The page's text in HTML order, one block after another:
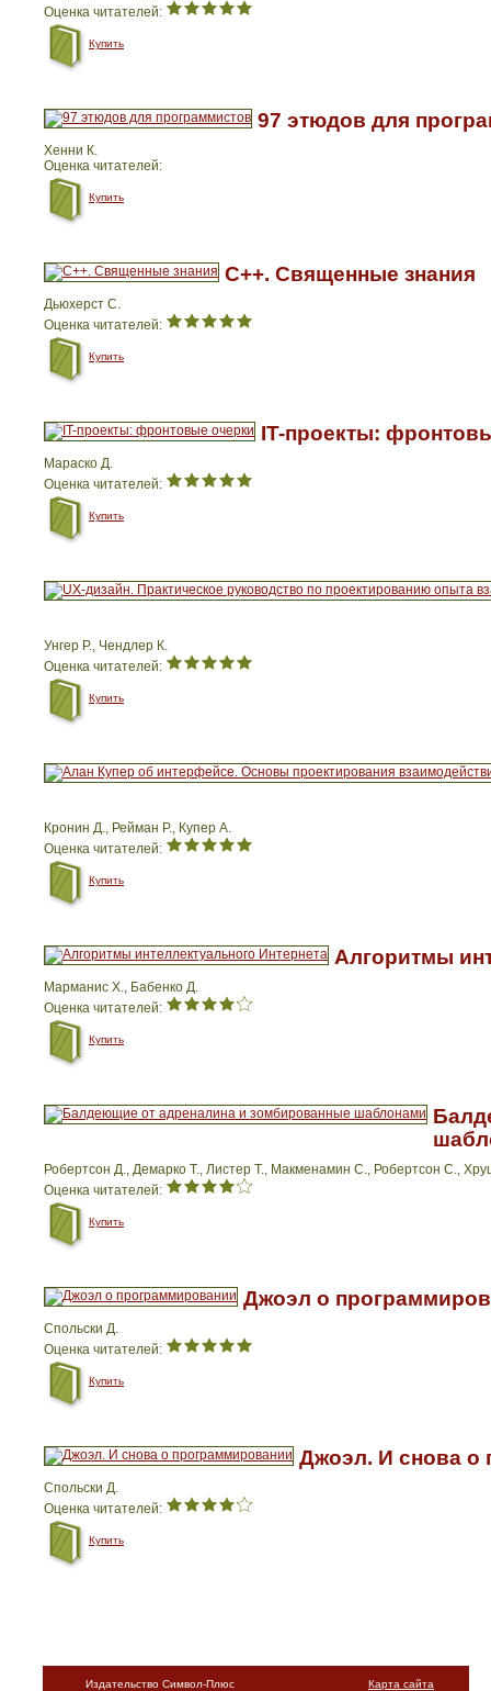
Оценка читателей:
Купить
97 этюдов для
Хенни К.
Оценка читателей:
Купить
C++. Священные знания
Дьюхерст С.
Оценка читателей:
Купить
IT-проекты:
Мараско Д.
Оценка читателей:
Купить
Унгер Р., Чендлер К.
Оценка читателей:
Купить
Кронин Д., Рейман Р., Купер А.
Оценка читателей:
Купить
Алгоритмы
Марманис Х., Бабенко Д.
Оценка читателей:
Купить
Робертсон Д., Демарко Т., Листер Т., Макменамин С., Робертсон С.,
Оценка читателей:
Купить
Джоэл о
Спольски Д.
Оценка читателей:
Купить
Джоэл. И снова о
Спольски Д.
Оценка читателей:
Купить
Карта сайта
Издательство Символ-Плюс